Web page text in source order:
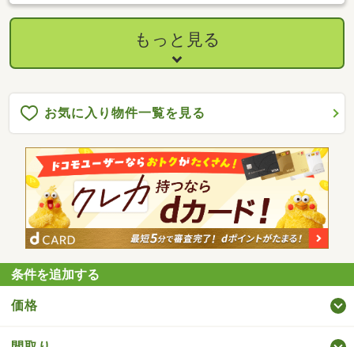
もっと見る
お気に入り物件一覧を見る
条件を追加する
価格